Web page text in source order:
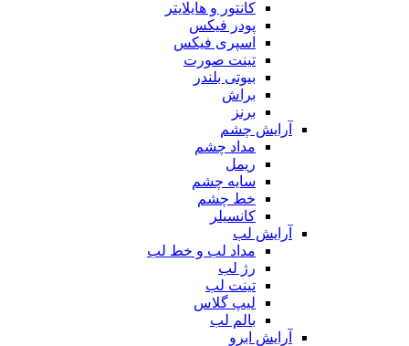
کانتور و هایلایتر
پودر فیکس
اسپری فیکس
تینت صورت
بیوتی بلندر
براش
برنز
آرایش چشم
مداد چشم
ریمل
سایه چشم
خط چشم
کانسیلر
آرایش لب
مداد لب و خط لب
رژ لب
تینت لب
لیپ گلاس
بالم لب
آرایش ابرو